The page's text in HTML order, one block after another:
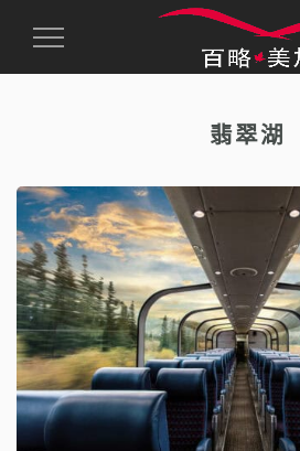
Toggle
翡翠湖